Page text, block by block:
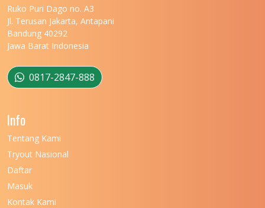
Ruko Puri Dago no. A3
Jl. Terusan Jakarta, Antapani
Bandung 40292
Jawa Barat Indonesia
0817-2847-888
Info
Tentang Kami
Tryout Nasional
Daftar
Masuk
Kontak Kami